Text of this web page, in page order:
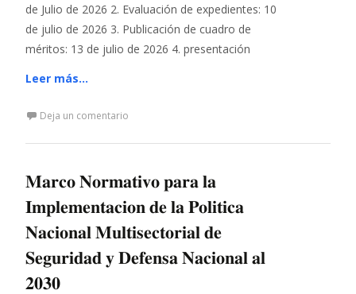
de Julio de 2026 2. Evaluación de expedientes: 10
de julio de 2026 3. Publicación de cuadro de
méritos: 13 de julio de 2026 4. presentación
Leer más…
Deja un comentario
𝐌𝐚𝐫𝐜𝐨 𝐍𝐨𝐫𝐦𝐚𝐭𝐢𝐯𝐨 𝐩𝐚𝐫𝐚 𝐥𝐚
𝐈𝐦𝐩𝐥𝐞𝐦𝐞𝐧𝐭𝐚𝐜𝐢𝐨𝐧 𝐝𝐞 𝐥𝐚 𝐏𝐨𝐥𝐢𝐭𝐢𝐜𝐚
𝐍𝐚𝐜𝐢𝐨𝐧𝐚𝐥 𝐌𝐮𝐥𝐭𝐢𝐬𝐞𝐜𝐭𝐨𝐫𝐢𝐚𝐥 𝐝𝐞
𝐒𝐞𝐠𝐮𝐫𝐢𝐝𝐚𝐝 𝐲 𝐃𝐞𝐟𝐞𝐧𝐬𝐚 𝐍𝐚𝐜𝐢𝐨𝐧𝐚𝐥 𝐚𝐥
𝟐𝟎𝟑𝟎